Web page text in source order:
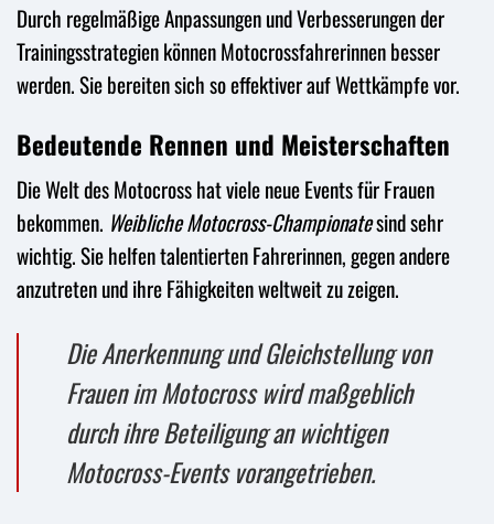
Durch regelmäßige Anpassungen und Verbesserungen der
Trainingsstrategien können Motocrossfahrerinnen besser
werden. Sie bereiten sich so effektiver auf Wettkämpfe vor.
Bedeutende Rennen und Meisterschaften
Die Welt des Motocross hat viele neue Events für Frauen
bekommen. Weibliche Motocross-Championatesind sehr
wichtig. Sie helfen talentierten Fahrerinnen, gegen andere
anzutreten und ihre Fähigkeiten weltweit zu zeigen.
Die Anerkennung und Gleichstellung von
Frauen im Motocross wird maßgeblich
durch ihre Beteiligung an wichtigen
Motocross-Events vorangetrieben.